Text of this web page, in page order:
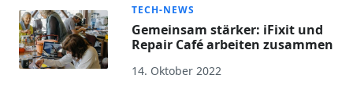
TECH-NEWS
Gemeinsam stärker: iFixit und
Repair Café arbeiten zusammen
14. Oktober 2022